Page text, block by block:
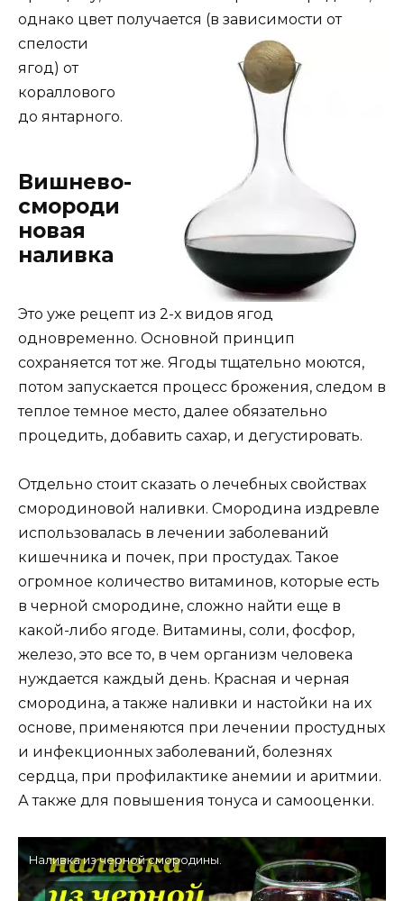
однако цвет получается (в зависимости от
спелости
ягод) от
кораллового
до янтарного.
Вишнево-
смороди
новая
наливка
Это уже рецепт из 2-х видов ягод
одновременно. Основной принцип
сохраняется тот же. Ягоды тщательно моются,
потом запускается процесс брожения, следом в
теплое темное место, далее обязательно
процедить, добавить сахар, и дегустировать.
Отдельно стоит сказать о лечебных свойствах
смородиновой наливки. Смородина издревле
использовалась в лечении заболеваний
кишечника и почек, при простудах. Такое
огромное количество витаминов, которые есть
в черной смородине, сложно найти еще в
какой-либо ягоде. Витамины, соли, фосфор,
железо, это все то, в чем организм человека
нуждается каждый день. Красная и черная
смородина, а также наливки и настойки на их
основе, применяются при лечении простудных
и инфекционных заболеваний, болезнях
сердца, при профилактике анемии и аритмии.
А также для повышения тонуса и самооценки.
Наливка из черной смородины.